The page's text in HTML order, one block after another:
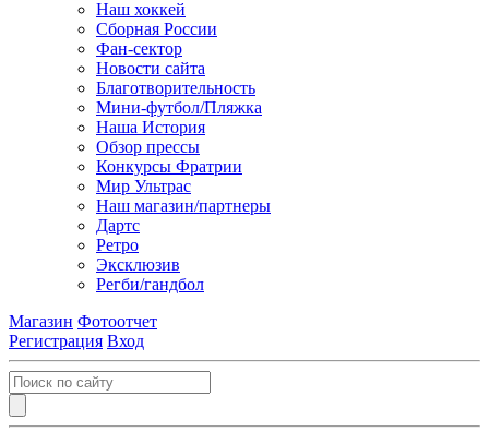
Наш хоккей
Сборная России
Фан-cектор
Новости сайта
Благотворительность
Мини-футбол/Пляжка
Наша История
Обзор прессы
Конкурсы Фратрии
Мир Ультрас
Наш магазин/партнеры
Дартс
Ретро
Эксклюзив
Регби/гандбол
Магазин Фотоотчет
Регистрация Вход